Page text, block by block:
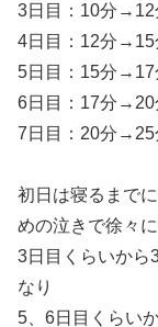
3日目：10分
4日目：12分
5日目：15分
6日目：17分
7日目：20分
初日は寝るまで
めの泣きで徐々
3日目くらいから
なり
5、6日目くらい